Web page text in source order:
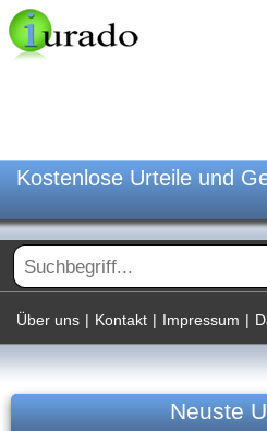
Kostenlose Urteile und
Über uns | Kontakt | Impressum |
Neuste